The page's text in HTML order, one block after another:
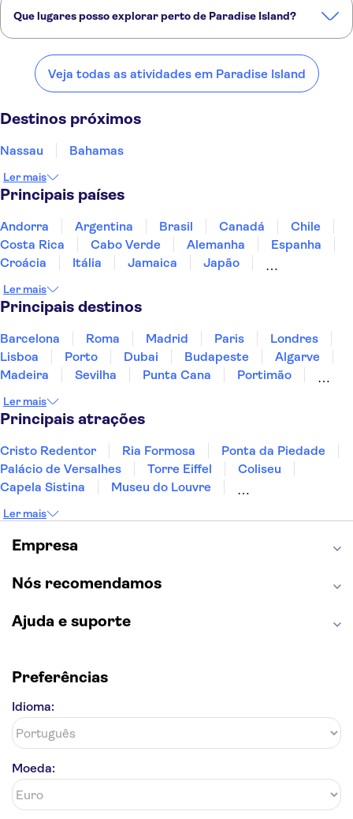
Que lugares posso explorar perto de Paradise Island?
Paradise Island:
Nassau Bahamas
Veja todas as atividades em Paradise Island
Destinos próximos
Nassau Bahamas
Ler mais
Principais países
Andorra Argentina Brasil Canadá
Chile
Costa Rica
Cabo Verde Alemanha
Espanha
Croácia
Itália Jamaica
Japão
Portugal
Singapura
Ler mais
Principais destinos
Barcelona Roma Madrid Paris
Londres
Lisboa
Porto Dubai Budapeste
Algarve
Madeira
Sevilha Punta Cana
Portimão
Sesimbra
Ler mais
Principais atrações
Cristo Redentor Ria Formosa
Ponta da Piedade
Palácio de Versalhes
Torre Eiffel
Coliseu
Capela Sistina
Museu do Louvre
Torre de Belém
Caminito del Rey
Castelo de São Jorge
Mosteiro dos Jerónimos
Ler mais
Empresa
Nós recomendamos
Ajuda e suporte
Preferências
Idioma:
Moeda: